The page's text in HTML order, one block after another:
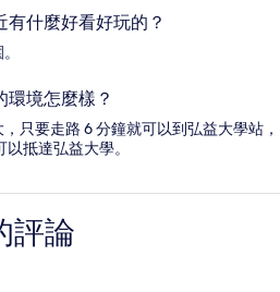
有什麼好看好玩的？
環境怎麼樣？
只要走路 6 分鐘就可以到弘益大學站，
以抵達弘益大學。
評論